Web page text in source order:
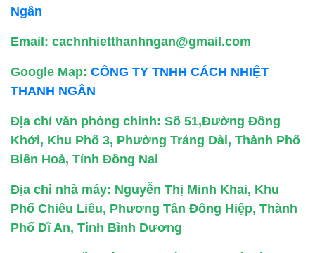
Ngân
Email: cachnhietthanhngan@gmail.com
Google Map: CÔNG TY TNHH CÁCH NHIỆT
THANH NGÂN
Địa chỉ văn phòng chính: Số 51,Đường Đồng
Khởi, Khu Phố 3, Phường Trảng Dài, Thành Phố
Biên Hoà, Tỉnh Đồng Nai
Địa chỉ nhà máy: Nguyễn Thị Minh Khai, Khu
Phố Chiêu Liêu, Phương Tân Đông Hiệp, Thành
Phố Dĩ An, Tỉnh Bình Dương